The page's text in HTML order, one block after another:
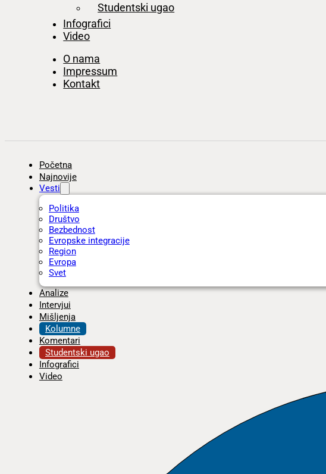
Studentski ugao
Infografici
Video
O nama
Impressum
Kontakt
Početna
Najnovije
Vesti
Politika
Društvo
Bezbednost
Evropske integracije
Region
Evropa
Svet
Analize
Intervjui
Mišljenja
Kolumne
Komentari
Studentski ugao
Infografici
Video